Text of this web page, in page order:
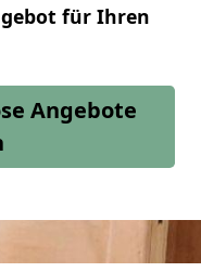
für Ihren
Angebote